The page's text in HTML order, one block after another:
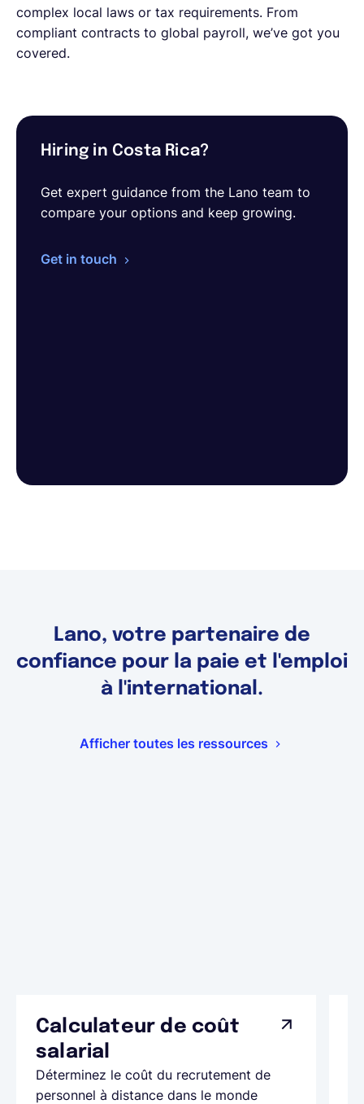
complex local laws or tax requirements. From
compliant contracts to global payroll, we’ve got you
covered.
Hiring in Costa Rica?
Get expert guidance from the Lano team to
compare your options and keep growing.
Get in touch
Lano, votre partenaire de
confiance pour la paie et l'emploi
à l'international.
Afficher toutes les ressources
Calculateur de coût
salarial
Déterminez le coût du recrutement de
personnel à distance dans le monde